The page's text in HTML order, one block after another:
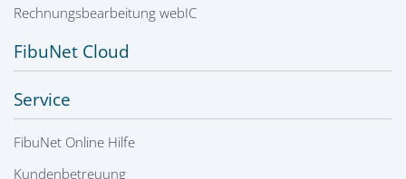
Rechnungsbearbeitung webIC
FibuNet Cloud
Service
FibuNet Online Hilfe
Kundenbetreuung